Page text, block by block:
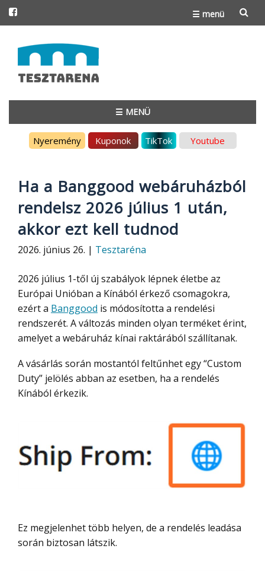
☰ menü
to
content
☰ MENÜ
Nyeremény Kuponok TikTok Youtube
Ha a Banggood webáruházból
rendelsz 2026 július 1 után,
akkor ezt kell tudnod
2026. június 26. | Tesztaréna
2026 július 1-től új szabályok lépnek életbe az
Európai Unióban a Kínából érkező csomagokra,
ezért a Banggood is módosította a rendelési
rendszerét. A változás minden olyan terméket érint,
amelyet a webáruház kínai raktárából szállítanak.
A vásárlás során mostantól feltűnhet egy “Custom
Duty” jelölés abban az esetben, ha a rendelés
Kínából érkezik.
Ez megjelenhet több helyen, de a rendelés leadása
során biztosan látszik.